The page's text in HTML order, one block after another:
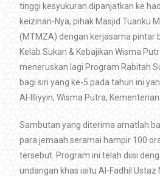
tinggi kesyukuran dipanjatkan ke
keizinan-Nya, pihak Masjid Tuanku
(MTMZA) dengan kerjasama pintar
Kelab Sukan & Kebajikan Wisma
meneruskan lagi Program Rabitah
bagi siri yang ke-5 pada tahun ini
Al-Illiyyin, Wisma Putra,
Sambutan yang diterima amatlah
para jemaah seramai hampir 100
tersebut. Program ini telah diisi
undangan khas iaitu Al-Fadhil Ustaz